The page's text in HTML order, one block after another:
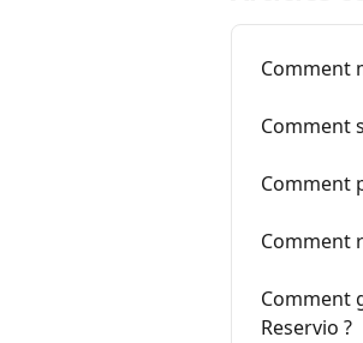
Comment
Comment
Comment
Comment
Comment
Reservio ?